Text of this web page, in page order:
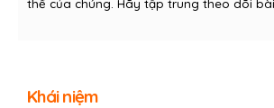
thể của chúng. Hãy tập trung theo dõi
Khái niệm